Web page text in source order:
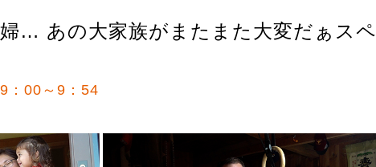
… あの大家族がまたまた大変だぁスペ
：00～9：54